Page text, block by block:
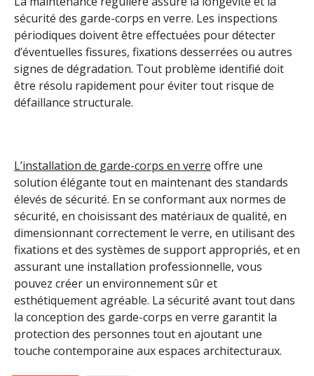
sécurité des garde-corps en verre. Les inspections
périodiques doivent être effectuées pour détecter
d’éventuelles fissures, fixations desserrées ou autres
signes de dégradation. Tout problème identifié doit
être résolu rapidement pour éviter tout risque de
défaillance structurale.
L’installation de garde-corps en verre offre une
solution élégante tout en maintenant des standards
élevés de sécurité. En se conformant aux normes de
sécurité, en choisissant des matériaux de qualité, en
dimensionnant correctement le verre, en utilisant des
fixations et des systèmes de support appropriés, et en
assurant une installation professionnelle, vous
pouvez créer un environnement sûr et
esthétiquement agréable. La sécurité avant tout dans
la conception des garde-corps en verre garantit la
protection des personnes tout en ajoutant une
touche contemporaine aux espaces architecturaux.